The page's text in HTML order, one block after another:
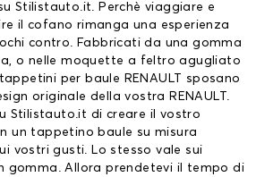
Stilistauto.it. Perchè viaggiare e
il cofano rimanga una esperienza
contro. Fabbricati da una gomma
o nelle moquette a feltro agugliato
tappetini per baule RENAULT
sposano
originale della vostra RENAULT.
Stilistauto.it di creare il vostro
un tappetino baule su misura
vostri gusti. Lo stesso vale sui
gomma. Allora prendetevi il tempo di